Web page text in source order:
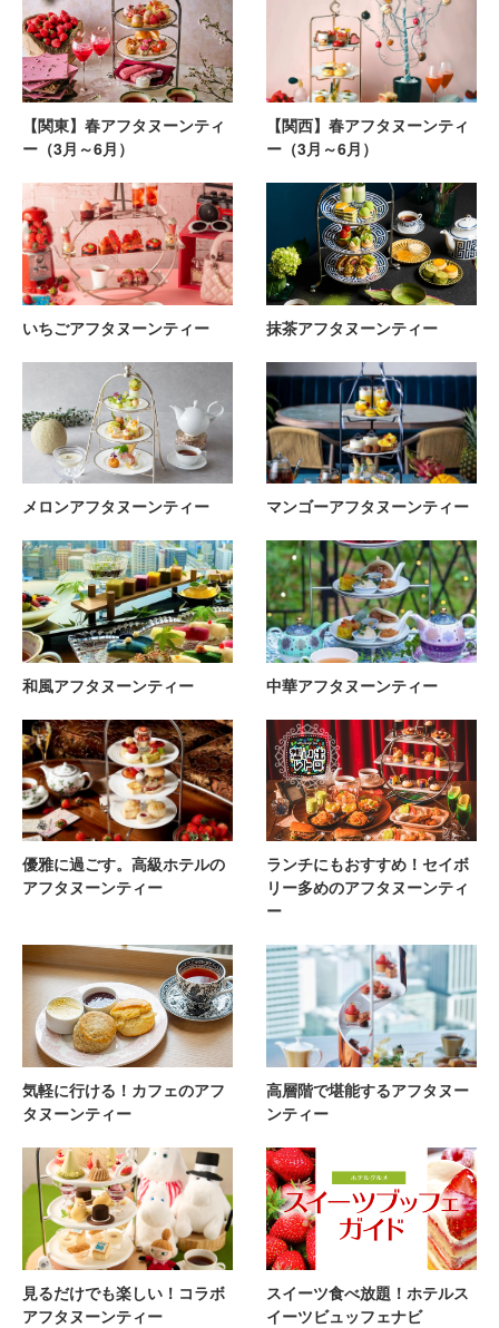
【関東】春アフタヌーンティ
ー（3月～6月）
【関西】春アフタヌーンティ
ー（3月～6月）
いちごアフタヌーンティー 抹茶アフタヌーンティー
メロンアフタヌーンティー マンゴーアフタヌーンティー
和風アフタヌーンティー 中華アフタヌーンティー
優雅に過ごす。高級ホテルの
アフタヌーンティー
ランチにもおすすめ！セイボ
リー多めのアフタヌーンティ
ー
気軽に行ける！カフェのアフ
タヌーンティー
高層階で堪能するアフタヌー
ンティー
見るだけでも楽しい！コラボ
アフタヌーンティー
スイーツ食べ放題！ホテルス
イーツビュッフェナビ